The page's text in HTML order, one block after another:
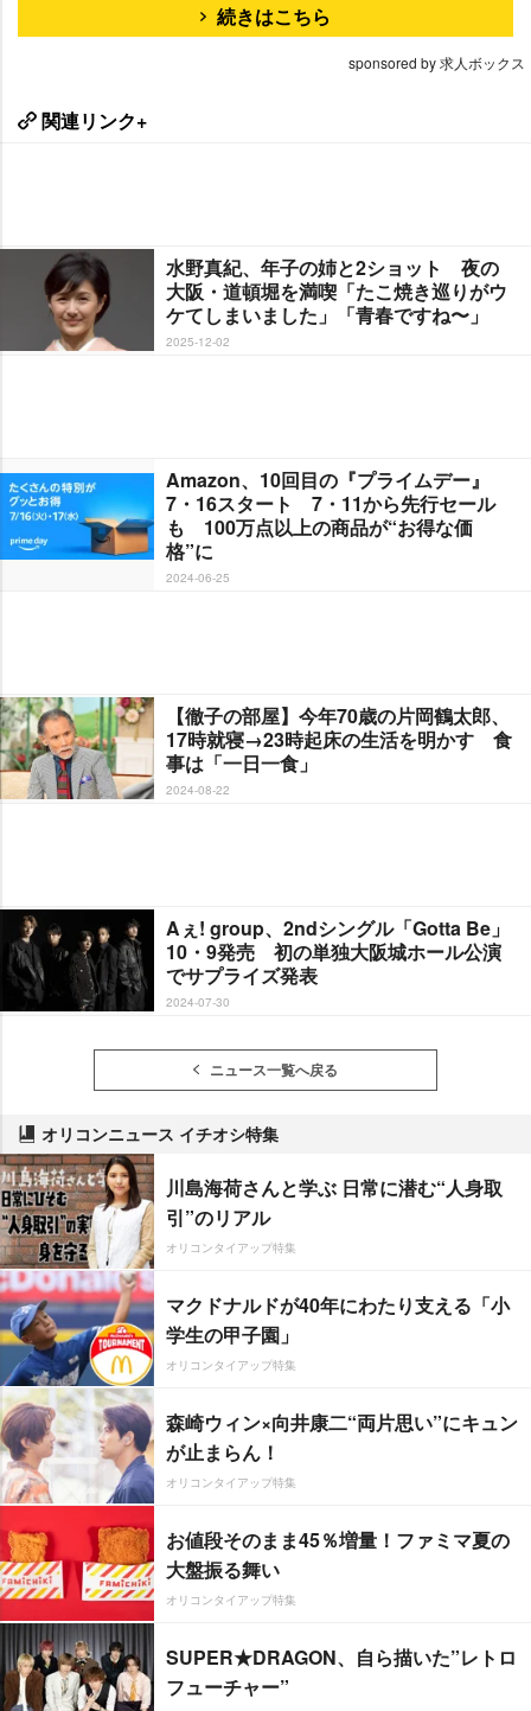
続きはこちら
sponsored by 求人ボックス
関連リンク+
水野真紀、年子の姉と2ショット 夜の
大阪・道頓堀を満喫「たこ焼き巡りがウ
ケてしまいました」「青春ですね〜」
2025-12-02
Amazon、10回目の『プライムデー』
7・16スタート 7・11から先行セール
も 100万点以上の商品が“お得な価
格”に
2024-06-25
【徹子の部屋】今年70歳の片岡鶴太郎、
17時就寝→23時起床の生活を明かす 食
事は「一日一食」
2024-08-22
Aぇ! group、2ndシングル「Gotta Be」
10・9発売 初の単独大阪城ホール公演
でサプライズ発表
2024-07-30
ニュース一覧へ戻る
オリコンニュース イチオシ特集
川島海荷さんと学ぶ 日常に潜む“人身取
引”のリアル
オリコンタイアップ特集
マクドナルドが40年にわたり支える「小
学生の甲子園」
オリコンタイアップ特集
森崎ウィン×向井康二“両片思い”にキュン
が止まらん！
オリコンタイアップ特集
お値段そのまま45％増量！ファミマ夏の
大盤振る舞い
オリコンタイアップ特集
SUPER★DRAGON、自ら描いた”レトロ
フューチャー”